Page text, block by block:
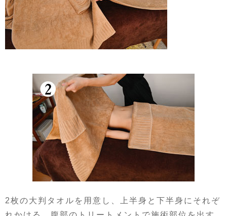
2枚の大判タオルを用意し、上半身と下半身にそれぞ